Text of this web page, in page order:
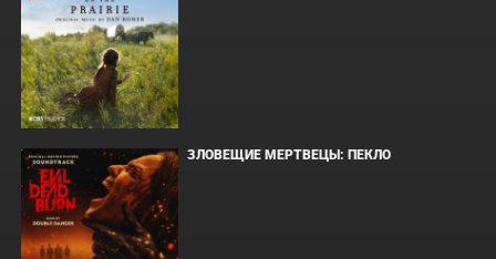
ЗЛОВЕЩИЕ МЕРТВЕЦЫ: ПЕКЛО